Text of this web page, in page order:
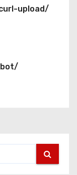
upload/